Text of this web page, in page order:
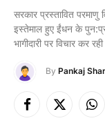
सरकार प्रस्तावित परमाणु
इस्तेमाल हुए ईंधन के
भागीदारी पर विचार कर
By Pankaj
Facebook
X